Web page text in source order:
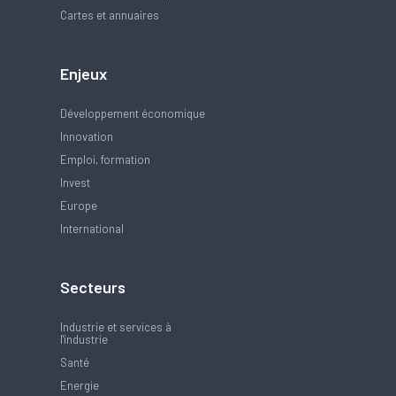
Cartes et annuaires
Enjeux
Développement économique
Innovation
Emploi, formation
Invest
Europe
International
Secteurs
Industrie et services à
l'industrie
Santé
Energie